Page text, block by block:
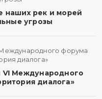
наших рек и морей
угрозы
VI Международного
диалога»